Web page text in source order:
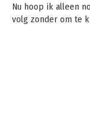
Nu hoop ik alleen
volg zonder om te